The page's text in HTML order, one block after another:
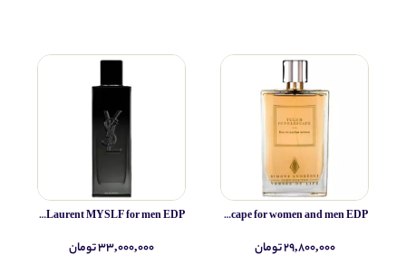
Simone Andreoli Tulum Junglescape for women and men EDP
۲۹,۸۰۰,۰۰۰ تومان
Yves Saint Laurent MYSLF for men EDP
۳۳,۰۰۰,۰۰۰ تومان